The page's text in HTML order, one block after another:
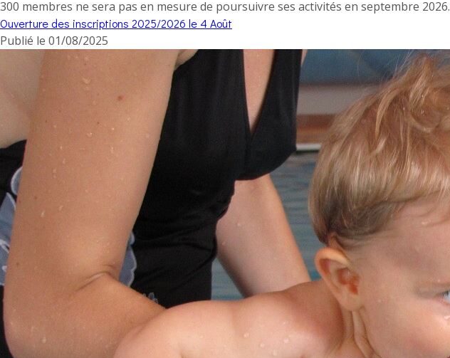
300 membres ne sera pas en mesure de poursuivre ses activités en septembre 2026.
Ouverture des inscriptions 2025/2026 le 4 Août
Publié le 01/08/2025